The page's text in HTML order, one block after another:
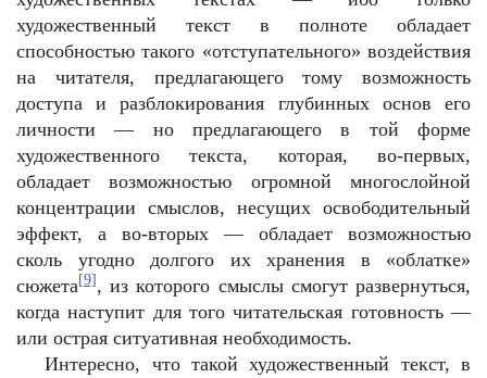
художественный текст в полноте обладает
способностью такого «отступательного» воздействия
на читателя, предлагающего тому возможность
доступа и разблокирования глубинных основ его
личности — но предлагающего в той форме
художественного текста, которая, во-первых,
обладает возможностью огромной многослойной
концентрации смыслов, несущих освободительный
эффект, а во-вторых — обладает возможностью
сколь угодно долгого их хранения в «облатке»
сюжета[9] , из которого смыслы смогут развернуться,
когда наступит для того читательская готовность —
или острая ситуативная необходимость.
Интересно, что такой художественный текст, в